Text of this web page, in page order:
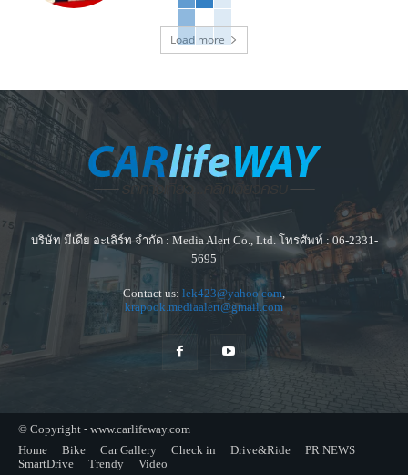
Load more
บริษัท มีเดีย อะเลิร์ท จำกัด : Media Alert Co., Ltd. โทรศัพท์ : 06-2331-
5695
Contact us: lek423@yahoo.com,
krapook.mediaalert@gmail.com
© Copyright - www.carlifeway.com
Home
Bike Car Gallery Check in Drive&Ride
PR NEWS
SmartDrive
Trendy Video